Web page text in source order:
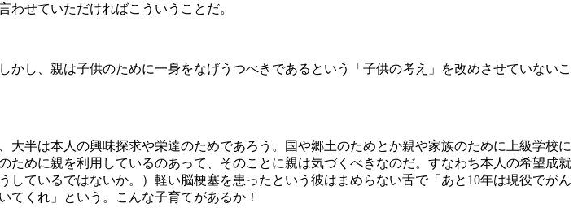
せていただければこういうことだ。
し、親は子供のために一身をなげうつべきであるという「子供の考え」を改めさせていないこ
半は本人の興味探求や栄達のためであろう。国や郷土のためとか親や家族のために上級学校に
めに親を利用しているのあって、そのことに親は気づくべきなのだ。すなわち本人の希望成就
ているではないか。）軽い脳梗塞を患ったという彼はまめらない舌で「あと10年は現役でがん
くれ」という。こんな子育てがあるか！